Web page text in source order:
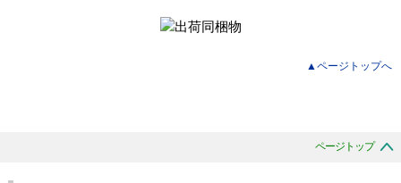
▲ページトップへ
ページトップ